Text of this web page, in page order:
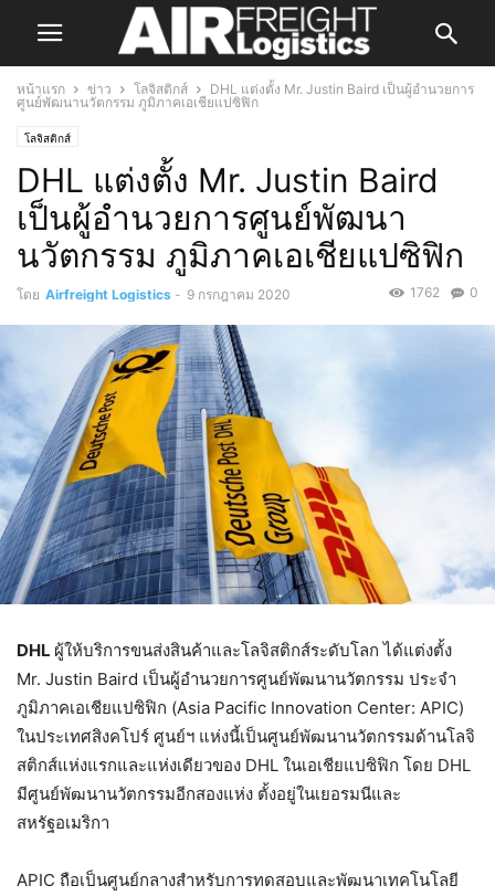
หน้าแรก ข่าว โลจิสติกส์
DHL แต่งตั้ง Mr. Justin Baird เป็นผู้อำนวยการ
ศูนย์พัฒนานวัตกรรม ภูมิภาคเอเชียแปซิฟิก
โลจิสติกส์
DHL แต่งตั้ง Mr. Justin Baird
เป็นผู้อำนวยการศูนย์พัฒนา
นวัตกรรม ภูมิภาคเอเชียแปซิฟิก
โดย Airfreight Logistics - 9 กรกฎาคม 2020 0
1762
DHL ผู้ให้บริการขนส่งสินค้าและโลจิสติกส์ระดับโลก ได้แต่งตั้ง
Mr. Justin Baird เป็นผู้อำนวยการศูนย์พัฒนานวัตกรรม ประจำ
ภูมิภาคเอเชียแปซิฟิก (Asia Pacific Innovation Center: APIC)
ในประเทศสิงคโปร์ ศูนย์ฯ แห่งนี้เป็นศูนย์พัฒนานวัตกรรมด้านโลจิ
สติกส์แห่งแรกและแห่งเดียวของ DHL ในเอเชียแปซิฟิก โดย DHL
มีศูนย์พัฒนานวัตกรรมอีกสองแห่ง ตั้งอยู่ในเยอรมนีและ
สหรัฐอเมริกา
APIC ถือเป็นศูนย์กลางสำหรับการทดสอบและพัฒนาเทคโนโลยี